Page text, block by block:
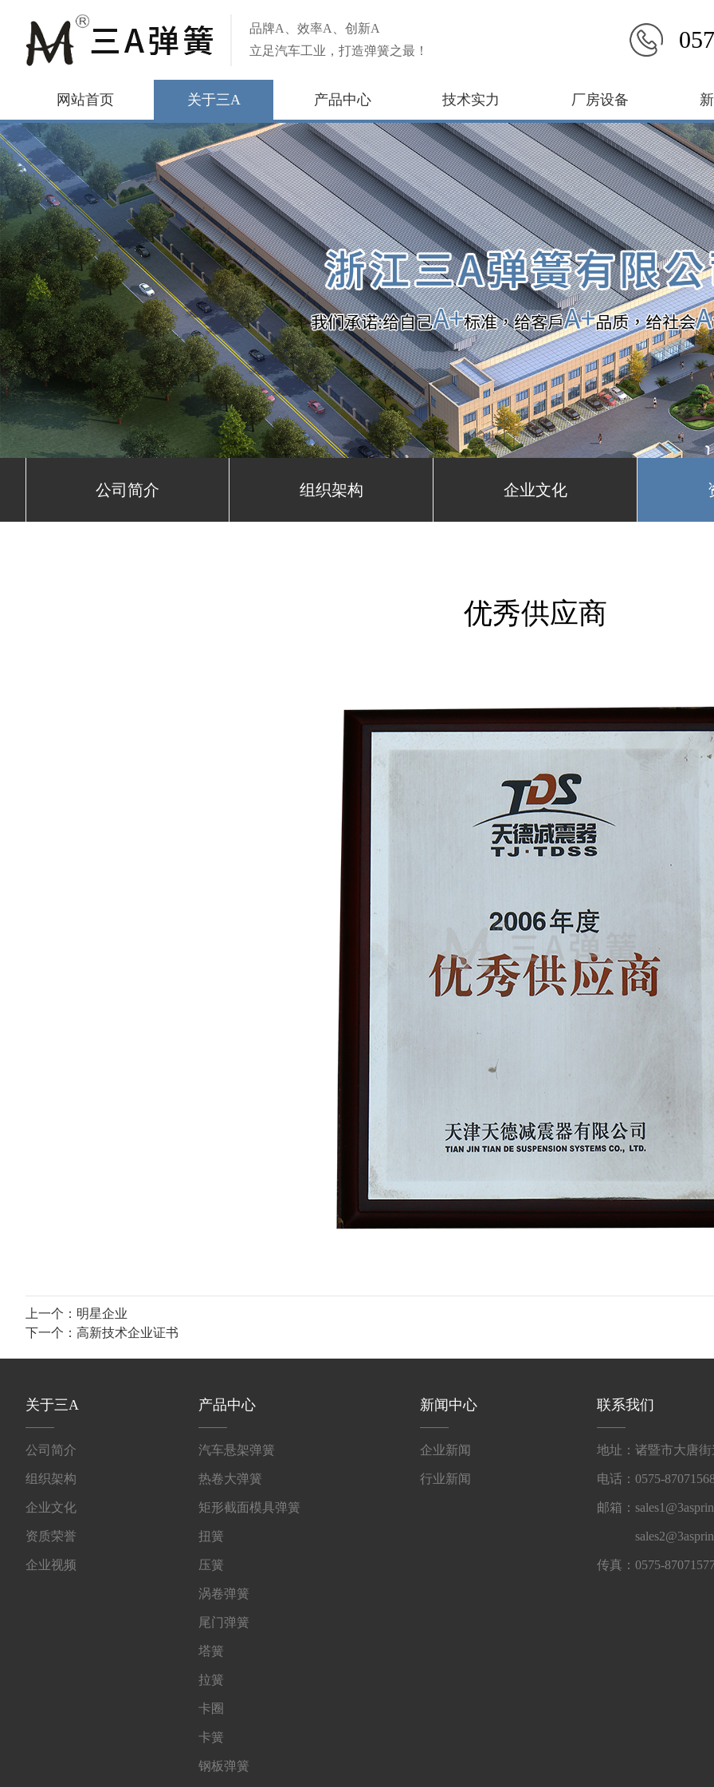
品牌A、效率A、创新A
立足汽车工业，打造弹簧之最！
网站首页 关于三A 产品中心 技术实力 厂房设备
公司简介 组织架构 企业文化
优秀供应商
上一个： 明星企业
下一个： 高新技术企业证书
关于三A
公司简介
组织架构
企业文化
资质荣誉
企业视频
产品中心
汽车悬架弹簧
热卷大弹簧
矩形截面模具弹簧
扭簧
压簧
涡卷弹簧
尾门弹簧
塔簧
拉簧
卡圈
卡簧
钢板弹簧
新闻中心
企业新闻
行业新闻
联系我们
地址：诸暨市大唐
电话：0575-
邮箱：
传真：0575-